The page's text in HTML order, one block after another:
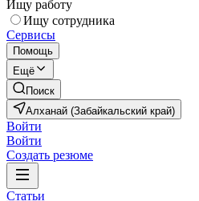
Ищу работу
Ищу сотрудника
Сервисы
Помощь
Ещё
Поиск
Алханай (Забайкальский край)
Войти
Войти
Создать резюме
Статьи